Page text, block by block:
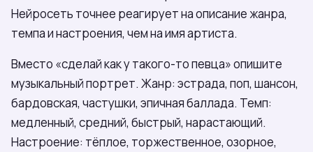
Нейросеть точнее реагирует на описание жанра,
темпа и настроения, чем на имя артиста.
Вместо «сделай как у такого-то певца» опишите
музыкальный портрет. Жанр: эстрада, поп, шансон,
бардовская, частушки, эпичная баллада. Темп:
медленный, средний, быстрый, нарастающий.
Настроение: тёплое, торжественное, озорное,